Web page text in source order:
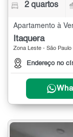
2 quartos
Apartamento à
Itaquera
Zona Leste - São Paulo
Endereço no